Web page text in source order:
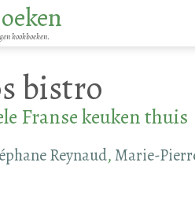
kookboeken.
bistro
Franse keuken thuis
Reynaud,Marie-